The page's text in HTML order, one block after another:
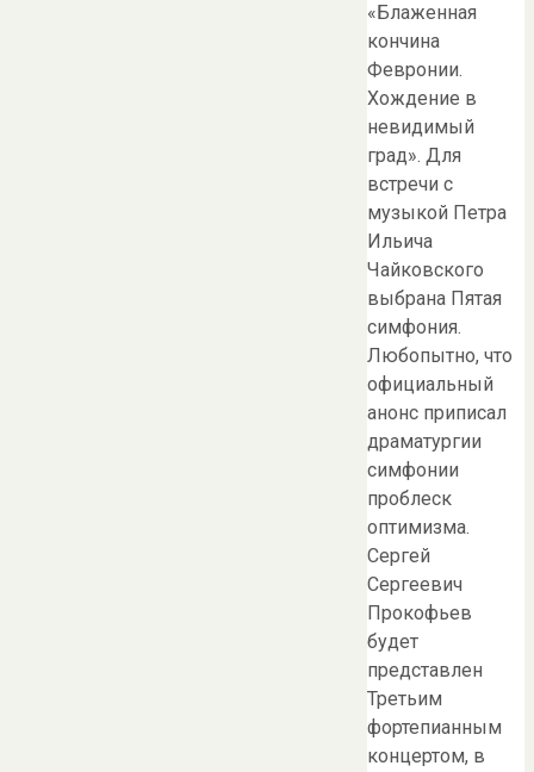
«Блаженная
кончина
Февронии.
Хождение в
невидимый
град». Для
встречи с
музыкой Петра
Ильича
Чайковского
выбрана Пятая
симфония.
Любопытно, что
официальный
анонс приписал
драматургии
симфонии
проблеск
оптимизма.
Сергей
Сергеевич
Прокофьев
будет
представлен
Третьим
фортепианным
концертом, в